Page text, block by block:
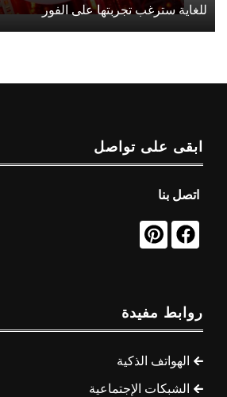
للغاية سترغب تجربتها على الفور
ابقى على تواصل
اتصل بنا
روابط مفيدة
الهواتف الذكية
الشبكات الإجتماعية